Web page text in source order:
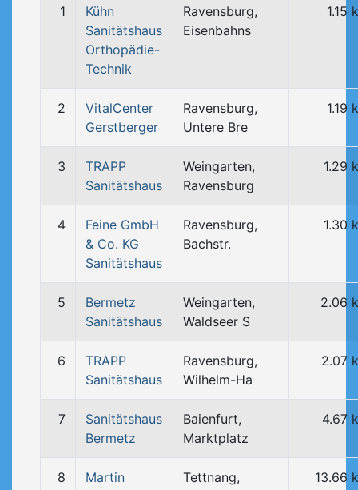
1
Kühn
Sanitätshaus
Orthopädie-
Technik
Ravensburg,
Eisenbahns
1.15
2
VitalCenter
Gerstberger
Ravensburg,
Untere Bre
1.19
3
TRAPP
Sanitätshaus
Weingarten,
Ravensburg
1.29
4
Feine GmbH
& Co. KG
Sanitätshaus
Ravensburg,
Bachstr.
1.30
5
Bermetz
Sanitätshaus
Weingarten,
Waldseer S
2.06
6
TRAPP
Sanitätshaus
Ravensburg,
Wilhelm-Ha
2.07
7
Sanitätshaus
Bermetz
Baienfurt,
Marktplatz
4.67
8
Martin
Tettnang,
13.66